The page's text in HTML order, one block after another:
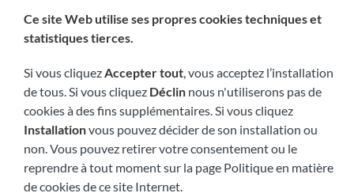
VITRE AVANT HAUTE
Réf. 054733B
Ce site Web utilise ses propres cookies techniques et
statistiques tierces.
Si vous cliquezAccepter tout, vous acceptez l’installation
de tous. Si vous cliquez Déclin nous n'utiliserons pas de
cookies à des fins supplémentaires. Si vous cliquez
Installationvous pouvez décider de son installation ou
non. Vous pouvez retirer votre consentement ou le
reprendre à tout moment sur la page Politique en matière
de cookies de ce site Internet.